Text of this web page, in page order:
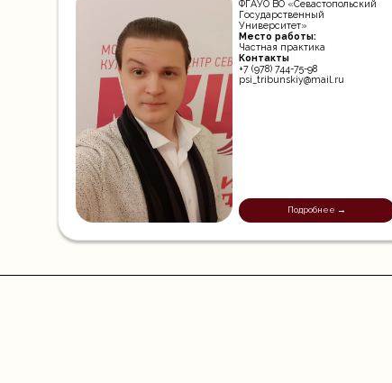
ФГАУО ВО «Севастопольский
Государственный
Университет»
Место работы:
Частная практика
Контакты
+7 (978) 744-75-98
psi_tribunskiy@mail.ru
Подробнее →